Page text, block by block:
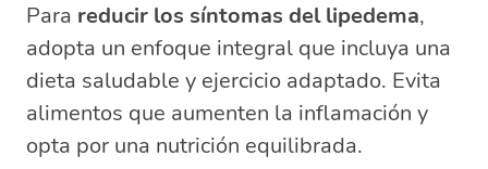
Para reducir los síntomas del lipedema,
adopta un enfoque integral que incluya una
dieta saludable y ejercicio adaptado. Evita
alimentos que aumenten la inflamación y
opta por una nutrición equilibrada.